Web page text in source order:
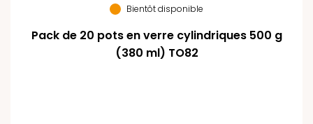
Bientôt disponible
Pack de 20 pots en verre cylindriques 500 g
(380 ml) TO82